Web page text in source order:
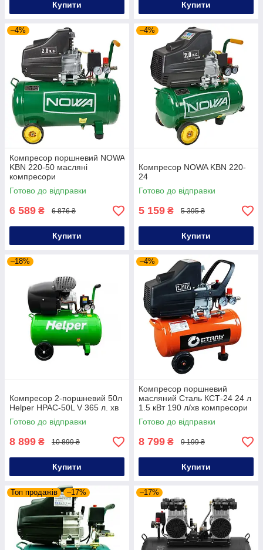
Купити Купити
–4%
Компресор поршневий NOWA
KBN 220-50 масляні
компресори
Готово до відправки
6 589 ₴ 6 876 ₴
Купити
–4%
Компресор NOWA KBN 220-
24
Готово до відправки
5 159 ₴ 5 395 ₴
Купити
–18%
Компресор 2-поршневий 50л
Helper HPAC-50L V 365 л. хв
Готово до відправки
8 899 ₴ 10 899 ₴
Купити
–4%
Компресор поршневий
масляний Сталь КСТ-24 24 л
1.5 кВт 190 л/хв компресори
повітряні для гаража
Готово до відправки
8 799 ₴ 9 199 ₴
Купити
Топ продажів –17% –17%